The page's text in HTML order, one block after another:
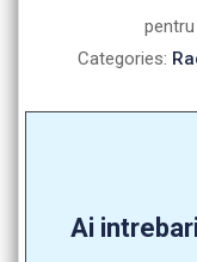
Categories:
Ai